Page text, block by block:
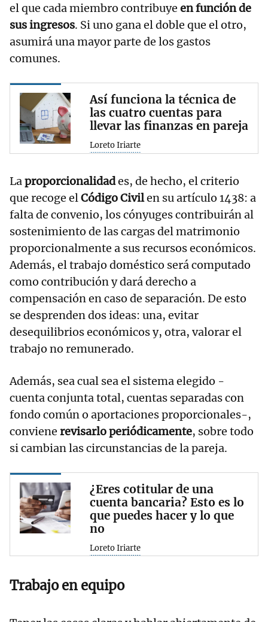
el que cada miembro contribuye en función de
sus ingresos. Si uno gana el doble que el otro,
asumirá una mayor parte de los gastos
comunes.
Así funciona la técnica de
las cuatro cuentas para
llevar las finanzas en pareja
Loreto Iriarte
La proporcionalidades, de hecho, el criterio
que recoge el Código Civilen su artículo 1438: a
falta de convenio, los cónyuges contribuirán al
sostenimiento de las cargas del matrimonio
proporcionalmente a sus recursos económicos.
Además, el trabajo doméstico será computado
como contribución y dará derecho a
compensación en caso de separación. De esto
se desprenden dos ideas: una, evitar
desequilibrios económicos y, otra, valorar el
trabajo no remunerado.
Además, sea cual sea el sistema elegido -
cuenta conjunta total, cuentas separadas con
fondo común o aportaciones proporcionales-,
conviene revisarlo periódicamente, sobre todo
si cambian las circunstancias de la pareja.
¿Eres cotitular de una
cuenta bancaria? Esto es lo
que puedes hacer y lo que
no
Loreto Iriarte
Trabajo en equipo